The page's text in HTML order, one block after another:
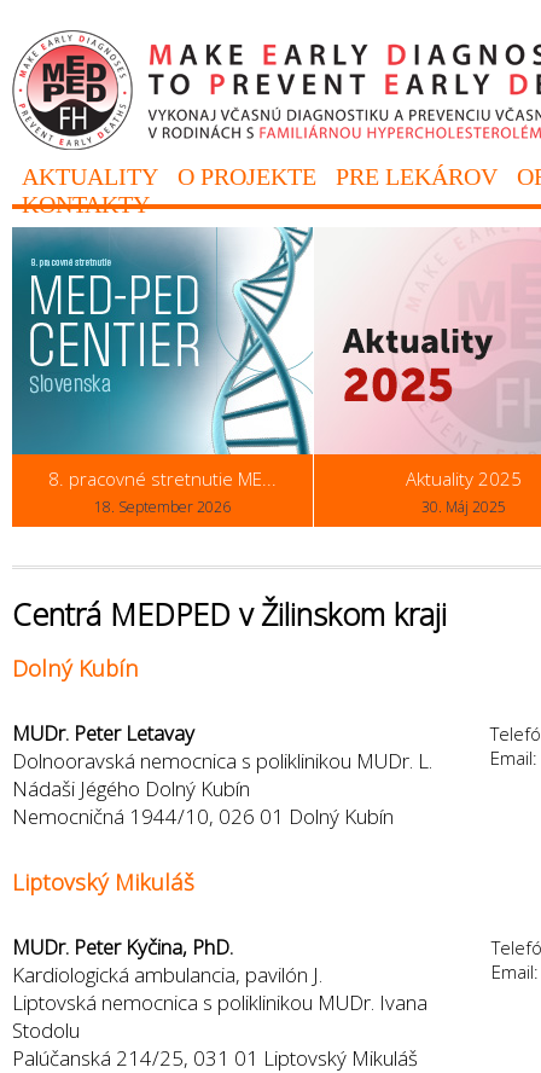
AKTUALITY O PROJEKTE PRE LEKÁROV
KONTAKTY
8. pracovné stretnutie ME...
18. September 2026
Aktuality 2025
30. Máj 2025
Centrá MEDPED v Žilinskom kraji
Dolný Kubín
MUDr. Peter Letavay
Dolnooravská nemocnica s poliklinikou MUDr. L.
Nádaši Jégého Dolný Kubín
Nemocničná 1944/10, 026 01 Dolný Kubín
Email:
Liptovský Mikuláš
MUDr. Peter Kyčina, PhD.
Kardiologická ambulancia, pavilón J.
Liptovská nemocnica s poliklinikou MUDr. Ivana
Stodolu
Palúčanská 214/25, 031 01 Liptovský Mikuláš